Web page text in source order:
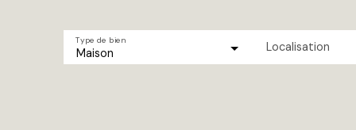
Maison
Type de bien
Localisation